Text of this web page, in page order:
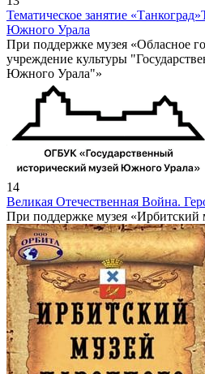
Тематическое занятие «Танкоград»
Южного Урала
При поддержке музея «Обласное
учреждение культуры
Южного Урала"»
14
Великая Отечественная Война.
При поддержке музея «Ирбитский